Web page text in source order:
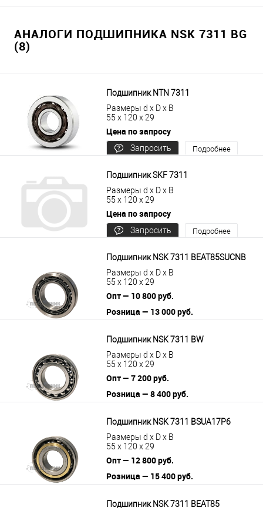
АНАЛОГИ ПОДШИПНИКА NSK 7311 BG
(8)
Подшипник NTN 7311
Размеры d x D x B
55 x 120 x 29
Цена по запросу
Запросить
Подробнее
Подшипник SKF 7311
Размеры d x D x B
55 x 120 x 29
Цена по запросу
Запросить
Подробнее
Подшипник NSK 7311 BEAT85SUCNB
Размеры d x D x B
55 x 120 x 29
Опт — 10 800 руб.
Розница — 13 000 руб.
Подшипник NSK 7311 BW
Размеры d x D x B
55 x 120 x 29
Опт — 7 200 руб.
Розница — 8 400 руб.
Подшипник NSK 7311 BSUA17P6
Размеры d x D x B
55 x 120 x 29
Опт — 12 800 руб.
Розница — 15 400 руб.
Подшипник NSK 7311 BEAT85